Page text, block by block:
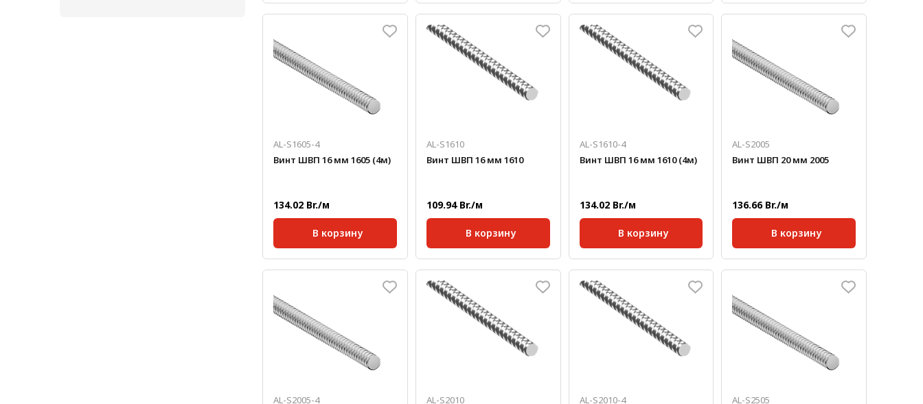
Масса, кг/шт: 175
Стандартная длина, 2000
Масса, кг/м:
0,7
Тип винта:Однозаходный
динамическая, кг/с:
Нагрузка статическая,
Стандартная длина, 3000
Масса, кг/м:
0,7
Тип винта:Однозаходный
динамическая, кг/с:
Нагрузка статическая,
Стандартная длина, 2000
Масса, кг/м:
1,2
Тип винта:
Нагрузка
динамическая, кг/с:
1143
AL-S1605-4
Винт ШВП 16 мм 1605 (4м)
134.02 Br./м
В корзину
Стандартная длина, 4000
Масса, кг/м:
1,2
Тип винта:
Нагрузка
динамическая, кг/с:
1143
AL-S1610
Винт ШВП 16 мм 1610
109.94 Br./м
В корзину
Стандартная длина, 2000
Масса, кг/м:
1,4
Тип винта:Однозаходный
динамическая, кг/с:
AL-S1610-4
Винт ШВП 16 мм 1610 (4м)
134.02 Br./м
В корзину
Стандартная длина, 4000
Масса, кг/м:
1,4
Тип винта:Однозаходный
динамическая, кг/с:
AL-S2005
Винт ШВП 20 мм 2005
136.66 Br./м
В корзину
Стандартная длина, 2000
Масса, кг/м:
2
Тип винта:
Нагрузка
динамическая, кг/с:
1495
AL-S2005-4
AL-S2010
AL-S2010-4
AL-S2505